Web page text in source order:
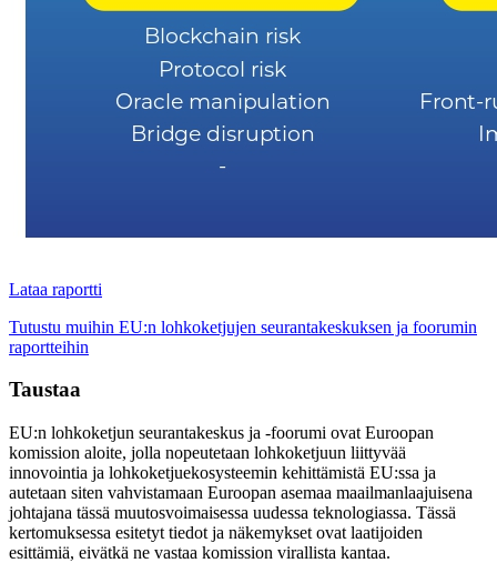
Lataa raportti
Tutustu muihin EU:n lohkoketjujen seurantakeskuksen ja foorumin
raportteihin
Taustaa
EU:n lohkoketjun seurantakeskus ja -foorumi ovat Euroopan
komission aloite, jolla nopeutetaan lohkoketjuun liittyvää
innovointia ja lohkoketjuekosysteemin kehittämistä EU:ssa ja
autetaan siten vahvistamaan Euroopan asemaa maailmanlaajuisena
johtajana tässä muutosvoimaisessa uudessa teknologiassa. Tässä
kertomuksessa esitetyt tiedot ja näkemykset ovat laatijoiden
esittämiä, eivätkä ne vastaa komission virallista kantaa.